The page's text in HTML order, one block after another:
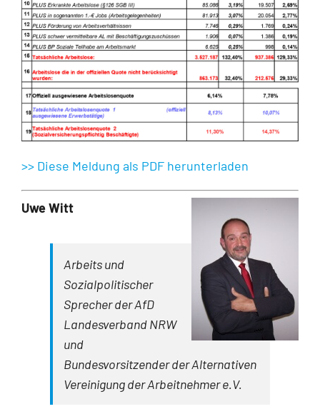
>> Diese Meldung als PDF herunterladen
Uwe Witt
Arbeits und
Sozialpolitischer
Sprecher der AfD
Landesverband NRW
und
Bundesvorsitzender der Alternativen
Vereinigung der Arbeitnehmer e.V.